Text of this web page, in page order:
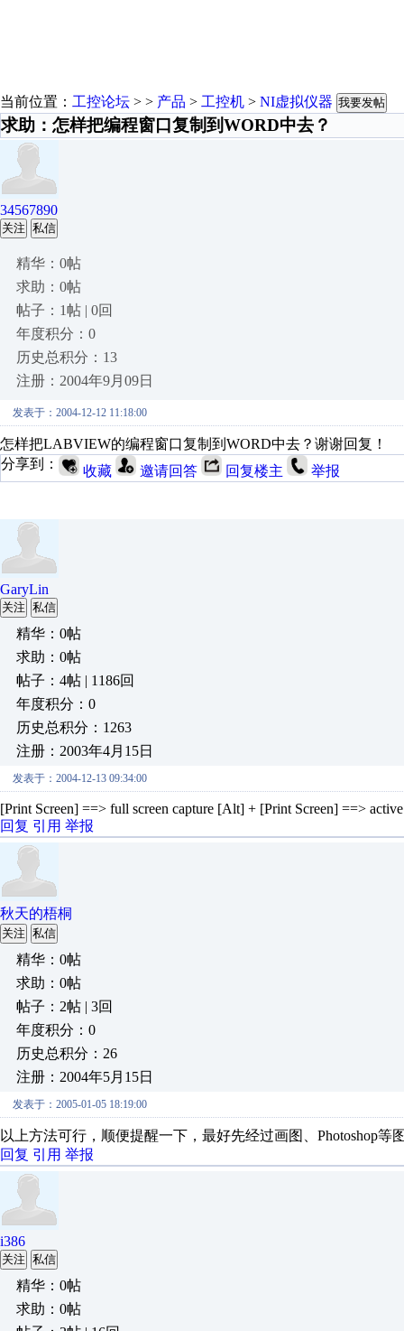
当前位置： 工控论坛 > > 产品 > 工控机 > NI虚拟仪器 我要发帖
求助：怎样把编程窗口复制到WORD中去？
34567890
关注 私信
精华：0帖
求助：0帖
帖子：1帖 | 0回
年度积分：0
历史总积分：13
注册：2004年9月09日
发表于：2004-12-12 11:18:00
怎样把LABVIEW的编程窗口复制到WORD中去？谢谢回复！
分享到：
收藏 邀请回答 回复楼主 举报
GaryLin
关注 私信
精华：0帖
求助：0帖
帖子：4帖 | 1186回
年度积分：0
历史总积分：1263
注册：2003年4月15日
发表于：2004-12-13 09:34:00
[Print Screen] ==> full screen capture [Alt] + [Print Screen] ==>
回复 引用 举报
秋天的梧桐
关注 私信
精华：0帖
求助：0帖
帖子：2帖 | 3回
年度积分：0
历史总积分：26
注册：2004年5月15日
发表于：2005-01-05 18:19:00
以上方法可行，顺便提醒一下，最好先经过画图、Photoshop等
回复 引用 举报
i386
关注 私信
精华：0帖
求助：0帖